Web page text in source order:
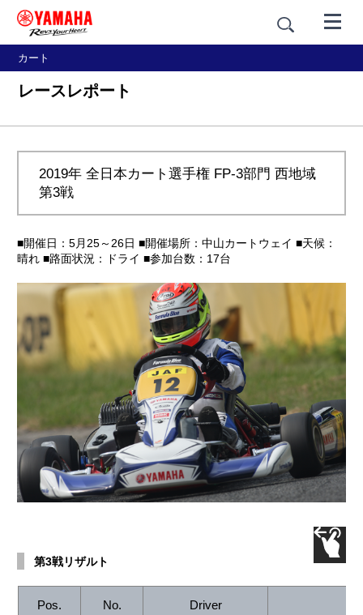
カート
レースレポート
2019年 全日本カート選手権 FP-3部門 西地域
第3戦
■開催日：5月25～26日 ■開催場所：中山カートウェイ ■天候：
晴れ ■路面状況：ドライ ■参加台数：17台
第3戦リザルト
Pos. No. Driver